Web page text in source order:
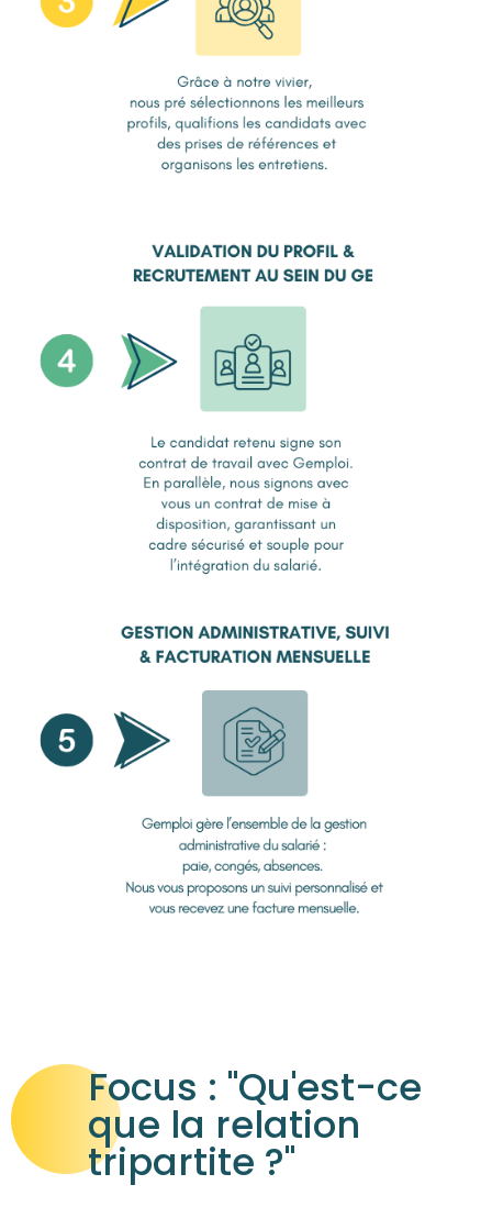
Focus : "Qu'est-ce
que la relation
tripartite ?"